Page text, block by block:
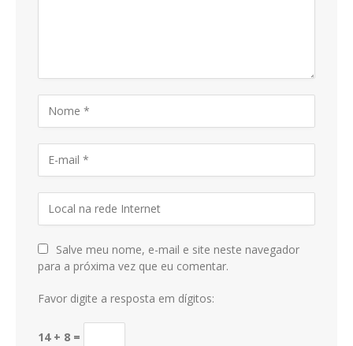
Salve meu nome, e-mail e site neste navegador
para a próxima vez que eu comentar.
Favor digite a resposta em dígitos:
14 + 8 =